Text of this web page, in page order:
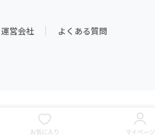
運営会社 よくある質問
お気に入り マイページ